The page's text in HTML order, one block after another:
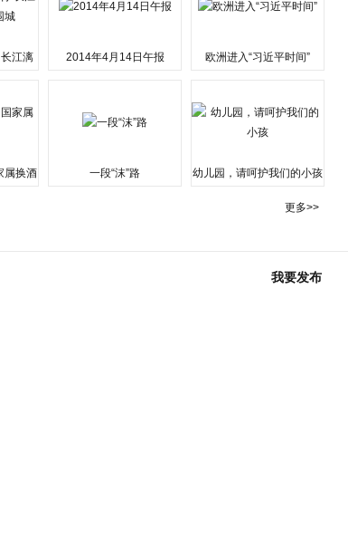
江漓
2014年4月14日午报 欧洲进入“习近平时间”
属换酒
一段“沫”路 幼儿园，请呵护我们的小孩
更多>>
我要发布